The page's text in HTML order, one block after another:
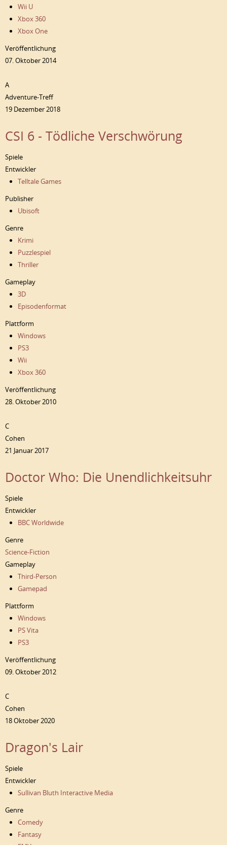
Wii U
Xbox 360
Xbox One
Veröffentlichung
07. Oktober 2014
A
Adventure-Treff
19 Dezember 2018
CSI 6 - Tödliche Verschwörung
Spiele
Entwickler
Telltale Games
Publisher
Ubisoft
Genre
Krimi
Puzzlespiel
Thriller
Gameplay
3D
Episodenformat
Plattform
Windows
PS3
Wii
Xbox 360
Veröffentlichung
28. Oktober 2010
C
Cohen
21 Januar 2017
Doctor Who: Die Unendlichkeitsuhr
Spiele
Entwickler
BBC Worldwide
Genre
Science-Fiction
Gameplay
Third-Person
Gamepad
Plattform
Windows
PS Vita
PS3
Veröffentlichung
09. Oktober 2012
C
Cohen
18 Oktober 2020
Dragon's Lair
Spiele
Entwickler
Sullivan Bluth Interactive Media
Genre
Comedy
Fantasy